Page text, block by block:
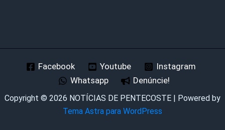
Facebook Youtube
Instagram
Whatsapp
Denúncie!
Copyright © 2026 NOTÍCIAS DE PENTECOSTE | Powered by
Tema Astra para WordPress